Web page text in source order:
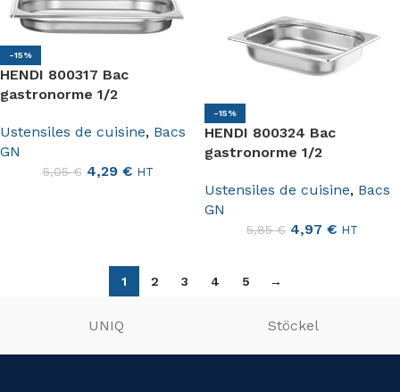
-15%
HENDI 800317 Bac
gastronorme 1/2
Ustensiles de cuisine, Bacs
GN
5,05€ 4,29 € HT
-15%
HENDI 800324 Bac
gastronorme 1/2
Ustensiles de cuisine, Bacs
GN
5,85€ 4,97 € HT
1 2 3 4 5 →
UNIQ Stöckel